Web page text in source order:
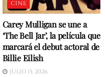
CINE
Carey Mulligan se une a
‘The Bell Jar’, la película que
marcará el debut actoral de
Billie Eilish
JULIO 15, 2026